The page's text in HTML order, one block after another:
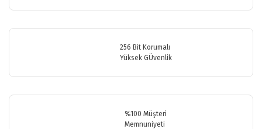
256 Bit Korumalı
Yüksek GÜvenlik
%100 Müşteri
Memnuniyeti